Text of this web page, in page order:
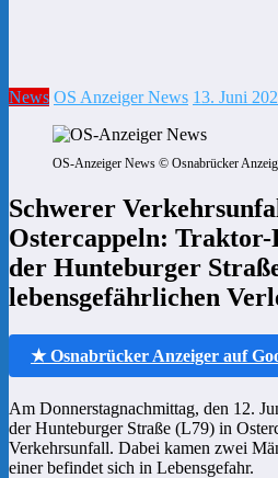
News OS Anzeiger News 13. Juni
OS-Anzeiger News © Osnabrücker
Schwerer
Ostercappeln:
der Hunteburger
lebensgefährlichen
★ Osnabrücker Anzeiger auf
Am Donnerstagnachmittag, den 12.
der Hunteburger Straße (L79) in
Verkehrsunfall. Dabei kamen zwei
einer befindet sich in Lebensgefahr.